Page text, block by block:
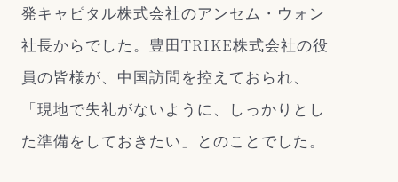
発キャピタル株式会社のアンセム・ウォン
社長からでした。豊田TRIKE株式会社の役
員の皆様が、中国訪問を控えておられ、
「現地で失礼がないように、しっかりとし
た準備をしておきたい」とのことでした。